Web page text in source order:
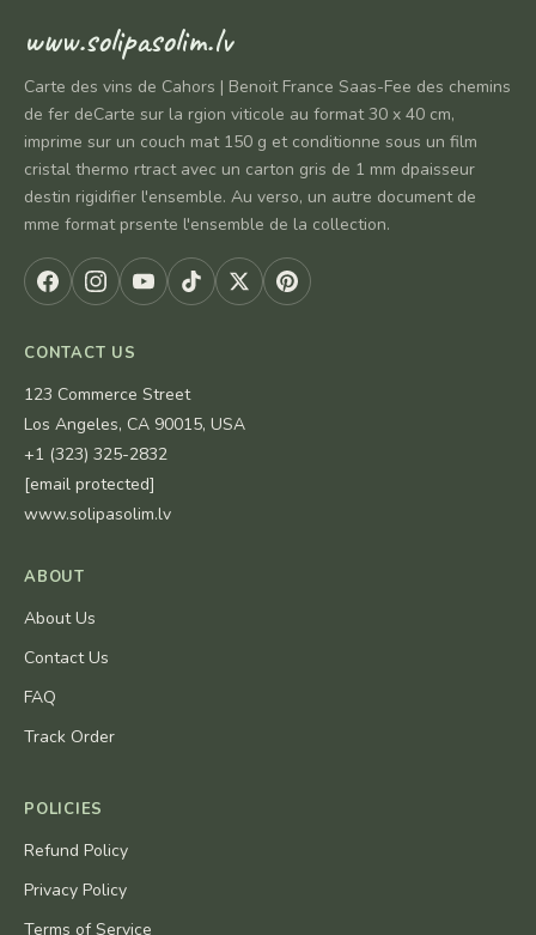
www.solipasolim.lv
Carte des vins de Cahors | Benoit France Saas-Fee des chemins
de fer deCarte sur la rgion viticole au format 30 x 40 cm,
imprime sur un couch mat 150 g et conditionne sous un film
cristal thermo rtract avec un carton gris de 1 mm dpaisseur
destin rigidifier l'ensemble. Au verso, un autre document de
mme format prsente l'ensemble de la collection.
CONTACT US
123 Commerce Street
Los Angeles, CA 90015, USA
+1 (323) 325-2832
[email protected]
www.solipasolim.lv
ABOUT
About Us
Contact Us
FAQ
Track Order
POLICIES
Refund Policy
Privacy Policy
Terms of Service